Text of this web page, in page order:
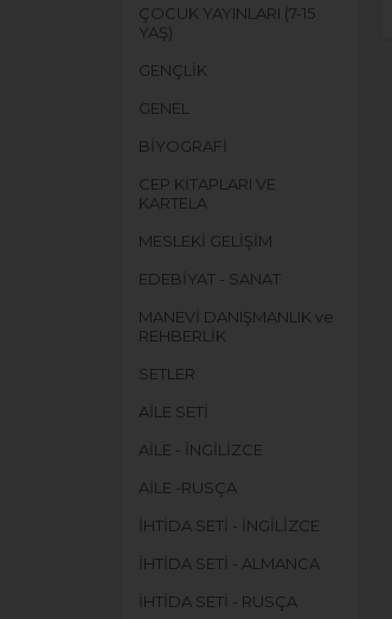
ÇOCUK YAYINLARI (7-15
YAŞ)
GENÇLİK
GENEL
BİYOGRAFİ
CEP KİTAPLARI VE
KARTELA
MESLEKİ GELİŞİM
EDEBİYAT - SANAT
MANEVİ DANIŞMANLIK ve
REHBERLİK
SETLER
AİLE SETİ
AİLE - İNGİLİZCE
AİLE -RUSÇA
İHTİDA SETİ - İNGİLİZCE
İHTİDA SETİ - ALMANCA
İHTİDA SETİ - RUSÇA